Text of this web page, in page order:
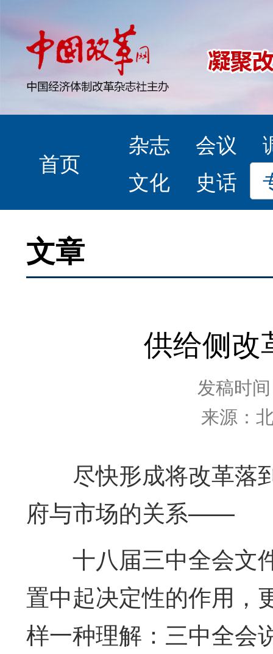
首页
杂志 会议
文化
史话
文章
供给侧改
发稿时
来源：
尽快形成将改革落
府与市场的关系——
十八届三中全会文
置中起决定性的作用，
样一种理解：三中全会